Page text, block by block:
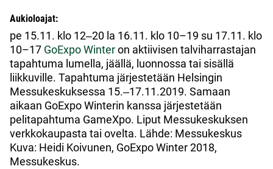
Aukioloajat:
pe 15.11. klo 12‒20 la 16.11. klo 10–19 su 17.11. klo
10–17 GoExpo Winteron aktiivisen talviharrastajan
tapahtuma lumella, jäällä, luonnossa tai sisällä
liikkuville. Tapahtuma järjestetään Helsingin
Messukeskuksessa 15.‒17.11.2019. Samaan
aikaan GoExpo Winterin kanssa järjestetään
pelitapahtuma GameXpo. Liput Messukeskuksen
verkkokaupasta tai ovelta. Lähde: Messukeskus
Kuva: Heidi Koivunen, GoExpo Winter 2018,
Messukeskus.